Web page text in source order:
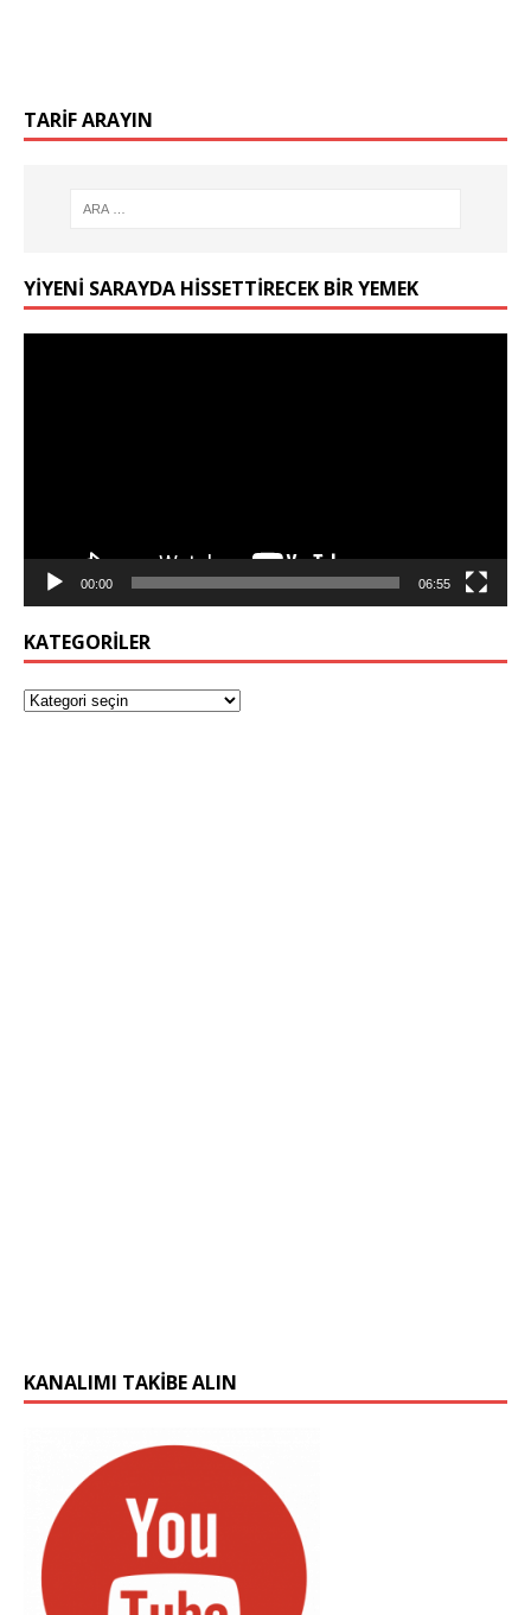
TARIF ARAYIN
YIYENI SARAYDA HISSETTIRECEK BIR YEMEK
00:00 06:55
KATEGORILER
KANALIMI TAKIBE ALIN